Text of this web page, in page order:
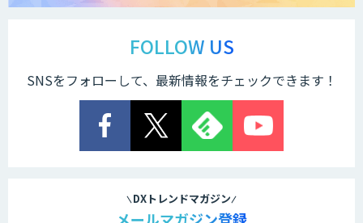
FOLLOW US
SNSをフォローして、最新情報をチェックできます！
DXトレンドマガジン